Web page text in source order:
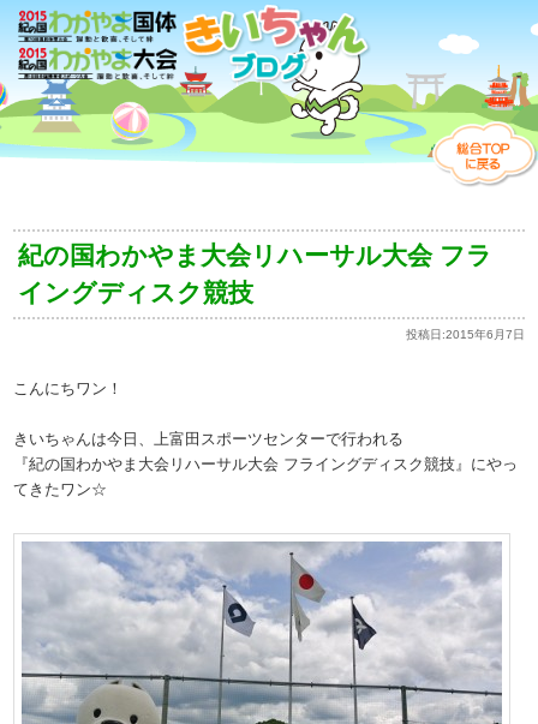
紀の国わかやま大会リハーサル大会 フラ
イングディスク競技
投稿日:2015年6月7日
こんにちワン！
きいちゃんは今日、上富田スポーツセンターで行われる
『紀の国わかやま大会リハーサル大会 フライングディスク競技』にやっ
てきたワン☆